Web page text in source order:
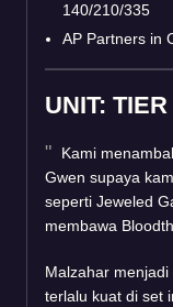
140/210/335
AP Partners in
UNIT: TIER
Kami
Gwen supaya
seperti Jeweled
membawa
Malzahar
terlalu kuat di set